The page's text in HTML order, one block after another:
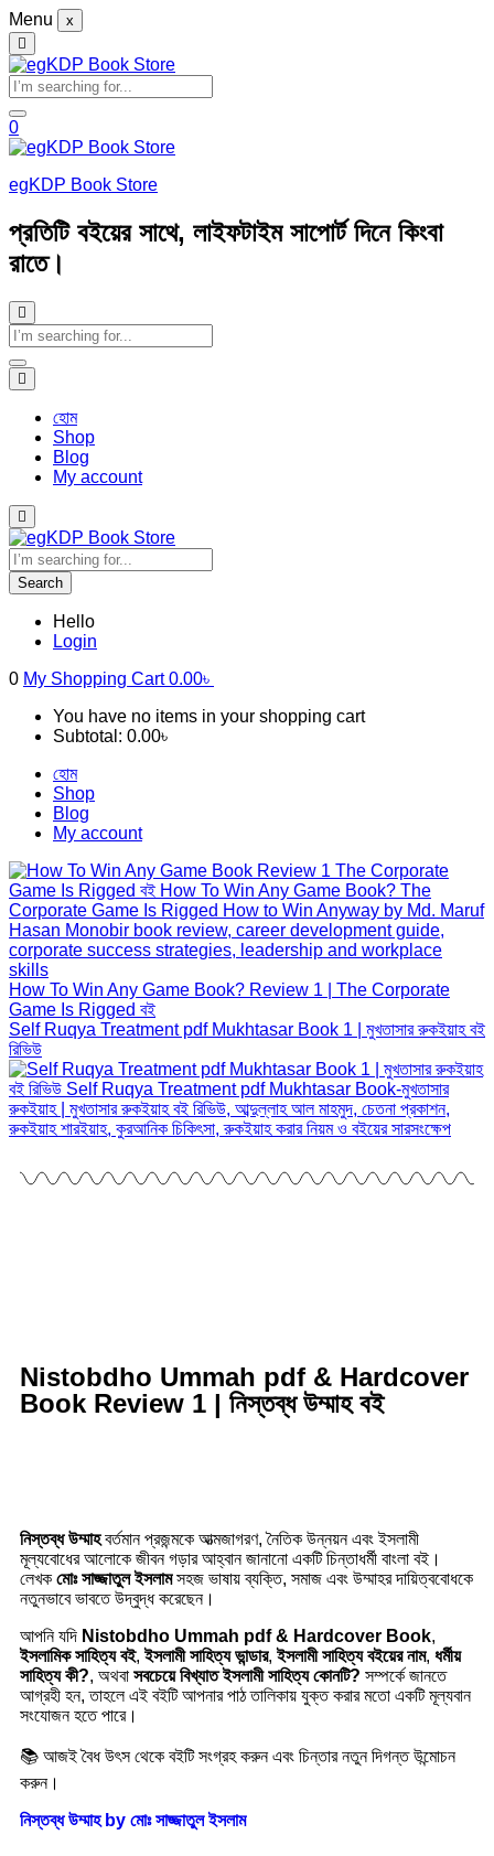
Menu x
0
egKDP Book Store
প্রতিটি বইয়ের সাথে, লাইফটাইম সাপোর্ট দিনে কিংবা
রাতে।
হোম
Shop
Blog
My account
Search
Hello
Login
0 My Shopping Cart0.00৳
You have no items in your shopping cart
Subtotal: 0.00৳
হোম
Shop
Blog
My account
How To Win Any Game Book? Review 1 | The Corporate
Game Is Rigged বই
Self Ruqya Treatment pdf Mukhtasar Book 1 | মুখতাসার রুকইয়াহ বই
রিভিউ
Nistobdho Ummah pdf & Hardcover
Book Review 1 | নিস্তব্ধ উম্মাহ বই
নিস্তব্ধ উম্মাহবর্তমান প্রজন্মকে আত্মজাগরণ, নৈতিক উন্নয়ন এবং ইসলামী
মূল্যবোধের আলোকে জীবন গড়ার আহ্বান জানানো একটি চিন্তাধর্মী বাংলা বই।
লেখক মোঃ সাজ্জাতুল ইসলামসহজ ভাষায় ব্যক্তি, সমাজ এবং উম্মাহর দায়িত্ববোধকে
নতুনভাবে ভাবতে উদ্বুদ্ধ করেছেন।
আপনি যদি Nistobdho Ummah pdf & Hardcover Book,
ইসলামিক সাহিত্য বই,ইসলামী সাহিত্য ভান্ডার,ইসলামী সাহিত্য বইয়ের নাম, ধর্মীয়
সাহিত্য কী?, অথবা সবচেয়ে বিখ্যাত ইসলামী সাহিত্য কোনটি? সম্পর্কে জানতে
আগ্রহী হন, তাহলে এই বইটি আপনার পাঠ তালিকায় যুক্ত করার মতো একটি মূল্যবান
সংযোজন হতে পারে।
📚 আজই বৈধ উৎস থেকে বইটি সংগ্রহ করুন এবং চিন্তার নতুন দিগন্ত উন্মোচন
করুন।
নিস্তব্ধ উম্মাহ by মোঃ সাজ্জাতুল ইসলাম